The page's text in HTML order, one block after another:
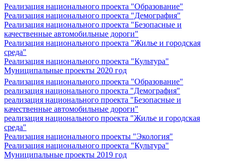
Реализация национального проекта "Образование"
Реализация национального проекта "Демография"
Реализация национального проекта "Безопасные и
качественные автомобильные дороги"
Реализация национального проекта "Жилье и городская
среда"
Реализация национального проекта "Культура"
Муниципальные проекты 2020 год
Реализация национального проекта "Образование"
реализация национального проекта "Демография"
реализация национального проекта "Безопасные и
качественные автомобильные дороги"
реализация национального проекта "Жилье и городская
среда"
Реализация национального проекты "Экология"
Реализация национального проекта "Культура"
Муниципальные проекты 2019 год